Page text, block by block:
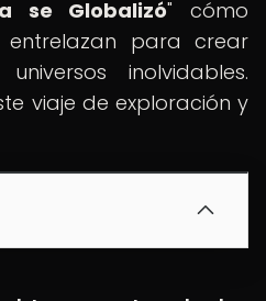
se Globalizó" cómo
entrelazan para crear
inolvidables.
viaje de exploración y